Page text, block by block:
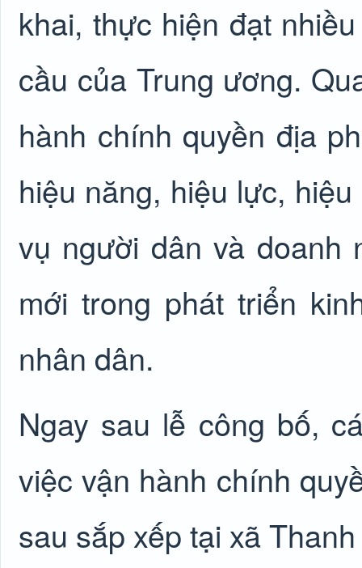
khai, thực hiện đạt
cầu của Trung ương.
hành chính quyền địa
hiệu năng, hiệu lực,
vụ người dân và doanh
mới trong phát triển
nhân dân.
Ngay sau lễ công bố,
việc vận hành chính
sau sắp xếp tại xã